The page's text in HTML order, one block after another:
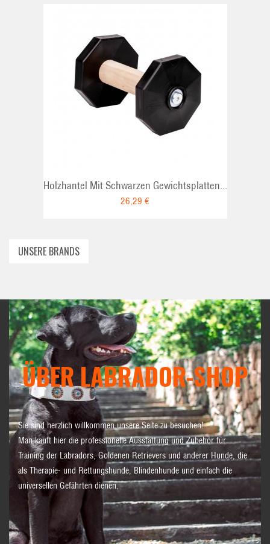
Holzhantel Mit Schwarzen Gewichtsplatten...
26,29 €
UNSERE BRANDS
ÜBER LABRADOR-SHOP
Sie sind herzlich willkommen unsere Seite zu besuchen!
Man kauft hier die professionelle Ausstattung und Zubehör für
Training der Labradors, Goldenen Retrievers und anderer Hunde, die
als Therapie- und Rettungshunde, Blindenhunde und einfach die
universellen Gefährten dienen.